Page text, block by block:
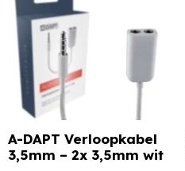
A-DAPT Verloopkabel
3,5mm – 2x 3,5mm wit